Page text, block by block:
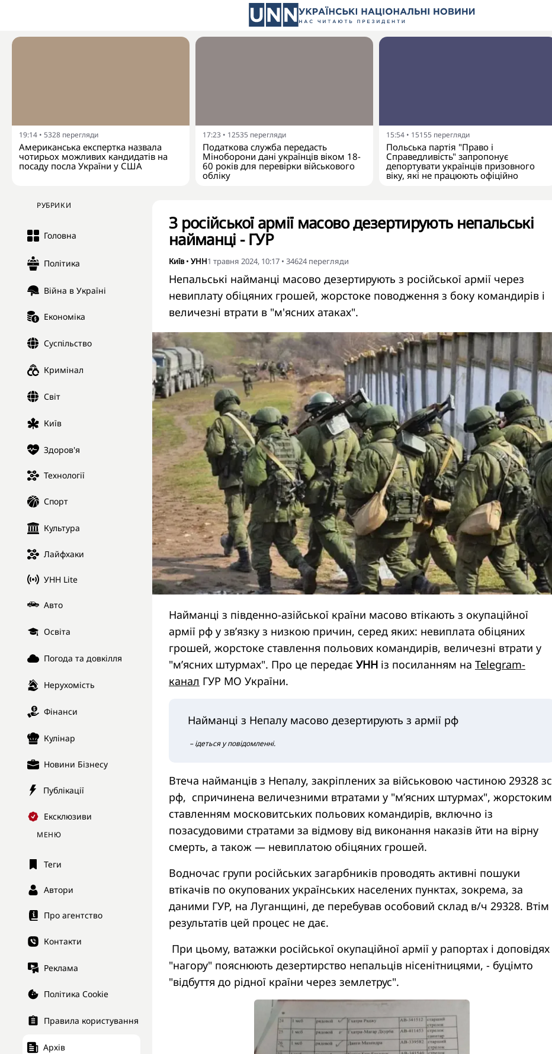
19:14 • 5328 перегляди
Американська експертка назвала
чотирьох можливих кандидатів на
посаду посла України у США
17:23 • 12535 перегляди
Податкова служба передасть
Міноборони дані українців віком 18-
60 років для перевірки військового
обліку
15:54 • 15155 перегляди
Польська партія "Право і
Справедливість" запропонує
депортувати українців призовного
віку, які не працюють офіційно
РУБРИКИ
Головна
Політика
Війна в Україні
Економіка
Суспільство
Кримінал
Світ
Київ
Здоров'я
Технології
Спорт
Культура
Лайфхаки
УНН Lite
Авто
Освіта
Погода та довкілля
Нерухомість
Фінанси
Кулінар
Новини Бізнесу
Публікації
Ексклюзиви
МЕНЮ
Теги
Автори
Про агентство
Контакти
Реклама
Політика Cookie
Правила користування
Архів
З російської армії масово дезертирують непальські
найманці - ГУР
Київ• УНН1 травня 2024, 10:17 • 34624 перегляди
Непальські найманці масово дезертирують з російської армії через
невиплату обіцяних грошей, жорстоке поводження з боку командирів і
величезні втрати в "м'ясних атаках".
Найманці з південно-азійської країни масово втікають з окупаційної
армії рф у зв’язку з низкою причин, серед яких: невиплата обіцяних
грошей, жорстоке ставлення польових командирів, величезні втрати у
"м’ясних штурмах". Про це передає УНН із посиланням на Telegram-
канал ГУР МО України.
Найманці з Непалу масово дезертирують з армії рф
– ідеться у повідомленні.
Втеча найманців з Непалу, закріплених за військовою частиною 29328 зс
рф, спричинена величезними втратами у "м’ясних штурмах", жорстоким
ставленням московитських польових командирів, включно із
позасудовими стратами за відмову від виконання наказів йти на вірну
смерть, а також ― невиплатою обіцяних грошей.
Водночас групи російських загарбників проводять активні пошуки
втікачів по окупованих українських населених пунктах, зокрема, за
даними ГУР, на Луганщині, де перебував особовий склад в/ч 29328. Втім
результатів цей процес не дає.
При цьому, ватажки російської окупаційної армії у рапортах і доповідях
"нагору" пояснюють дезертирство непальців нісенітницями, - буцімто
"відбуття до рідної країни через землетрус".